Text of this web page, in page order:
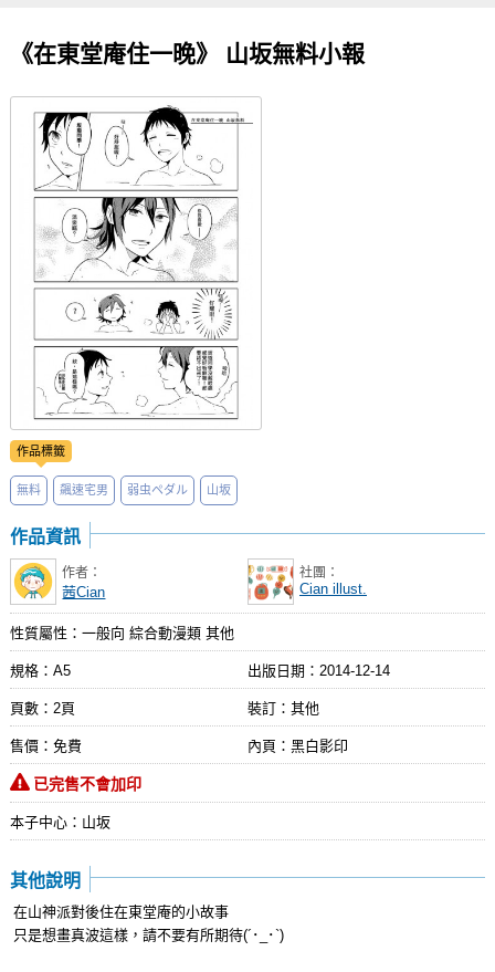
會員功能選單
註冊會員
登入
《在東堂庵住一晚》 山坂無料小報
作品標籤
無料 飆速宅男 弱虫ペダル 山坂
作品資訊
作者：
茜Cian
社團：
Cian illust.
性質屬性：一般向 綜合動漫類 其他
規格：A5 出版日期： 2014-12-14
頁數：2頁 裝訂：其他
售價：免費 內頁：黑白影印
已完售不會加印
本子中心：山坂
其他說明
在山神派對後住在東堂庵的小故事
只是想畫真波這樣，請不要有所期待(´･_･`)